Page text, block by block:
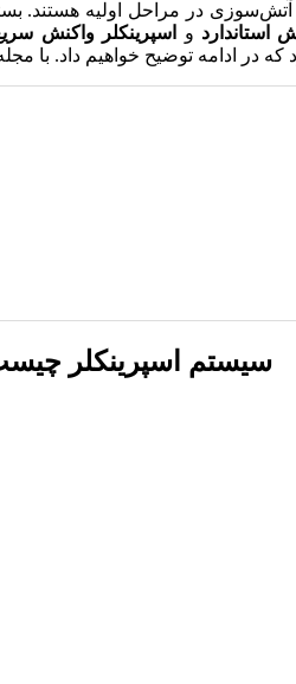
آتش‌سوزی در مراحل اولیه هستند.
استاندارد و اسپرینکلر واکنش
در ادامه توضیح خواهیم داد. با
سیستم اسپرینکلر